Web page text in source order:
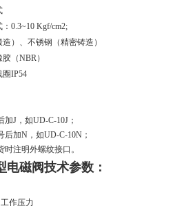
0.3~10 Kgf/cm2;
）、不锈钢（精密铸造）
（NBR）
圈IP54
J，如UD-C-10J；
加N，如UD-C-10N；
注明外螺纹接口。
磁阀技术参数：
工作压力